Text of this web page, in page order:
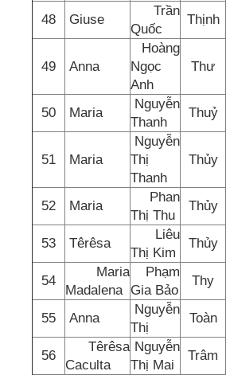
48 Giuse
Trần
Quốc
Thịnh
49 Anna
Hoàng
Ngọc
Anh
Thư
50 Maria
Nguyễn
Thanh
Thuỷ
51 Maria
Nguyễn
Thị
Thanh
Thủy
52 Maria
Phan
Thị Thu
Thủy
53
Têrêsa
Liêu
Thị Kim
Thủy
54
Maria
Madalena
Phạm
Gia Bảo
Thy
55 Anna
Nguyễn
Thị
Toàn
56
Têrêsa
Caculta
Nguyễn
Thị Mai
Trâm